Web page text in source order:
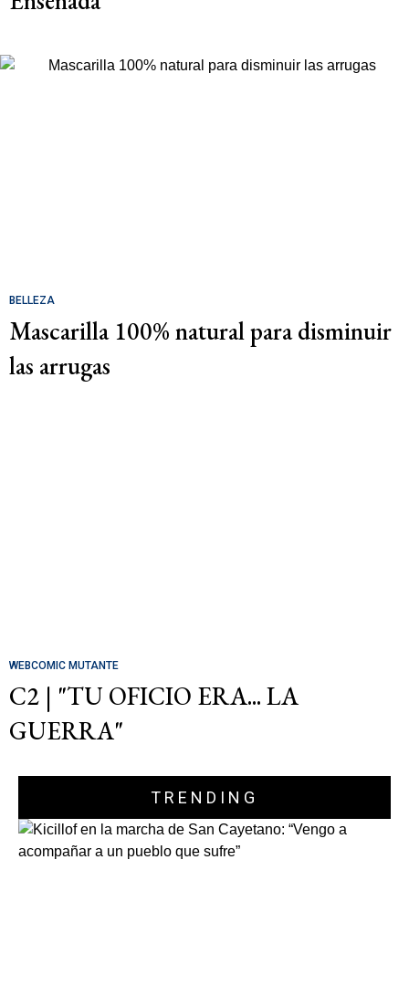
BELLEZA
Mascarilla 100% natural para disminuir
las arrugas
WEBCOMIC MUTANTE
C2 | "TU OFICIO ERA... LA
GUERRA"
TRENDING